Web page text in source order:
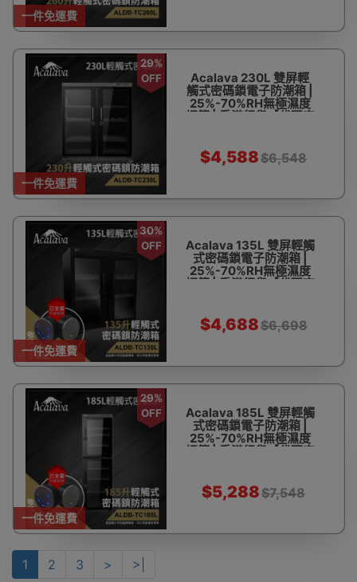
一件免運費
一件免運費
29%
OFF
Acalava 230L 雙屏輕
觸式密碼鎖電子防潮箱 |
25%-70%RH無極濕度
調節 | 香港行貨【代理直
$4,588$6,548
一件免運費
30%
OFF
Acalava 135L 雙屏輕觸
式密碼鎖電子防潮箱 |
25%-70%RH無極濕度
調節 | 香港行貨【代理直
$4,688$6,698
一件免運費
29%
OFF
Acalava 185L 雙屏輕觸
式密碼鎖電子防潮箱 |
25%-70%RH無極濕度
調節 | 香港行貨【代理直
$5,288$7,548
1 2 3 >
>|